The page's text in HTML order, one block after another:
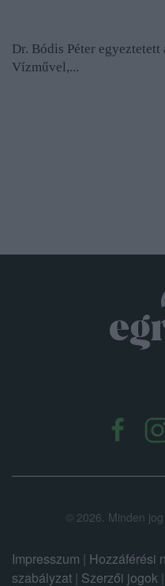
Dr. Bódis Péter egyeztetett
Vízművel,...
© 2026. Minden
Impresszum | Hozzáférési
szabályzat | Szerzői jogok |